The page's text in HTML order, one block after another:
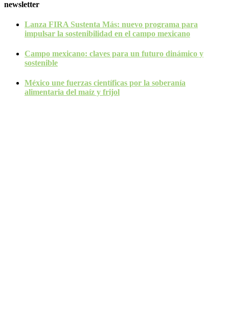
newsletter
Lanza FIRA Sustenta Más: nuevo programa para
impulsar la sostenibilidad en el campo mexicano
Campo mexicano: claves para un futuro dinámico y
sostenible
México une fuerzas científicas por la soberanía
alimentaria del maíz y frijol